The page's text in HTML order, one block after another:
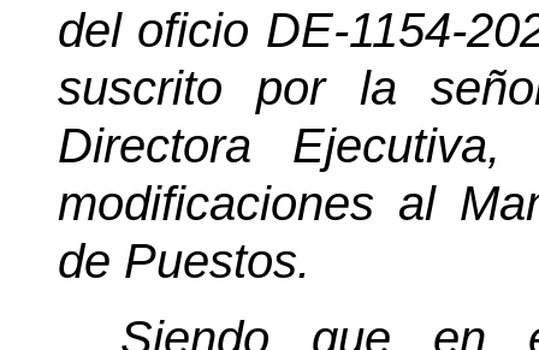
del oficio DE-1154-
suscrito por la
Directora
modificaciones al
de Puestos.
Siendo que en